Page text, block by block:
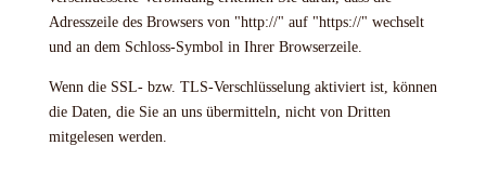
Adresszeile des Browsers von "http://" auf "https://" wechselt
und an dem Schloss-Symbol in Ihrer Browserzeile.
Wenn die SSL- bzw. TLS-Verschlüsselung aktiviert ist, können
die Daten, die Sie an uns übermitteln, nicht von Dritten
mitgelesen werden.